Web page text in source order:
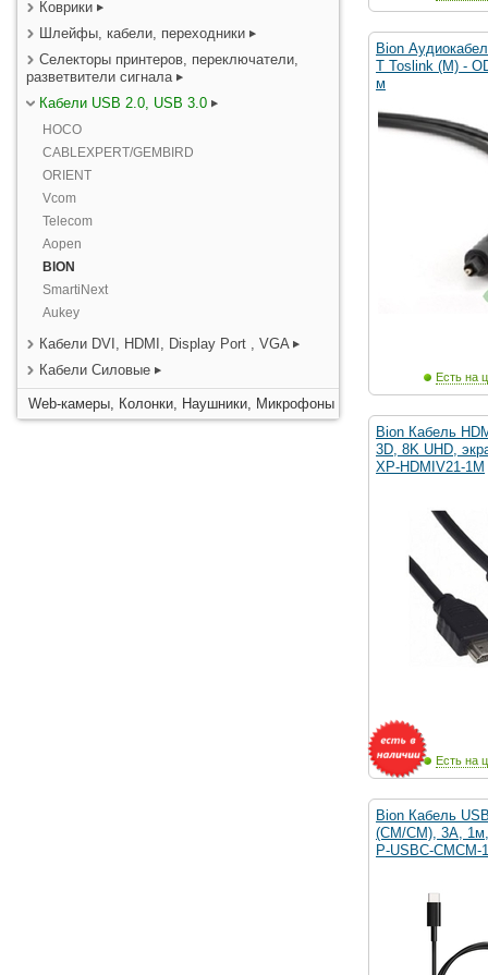
Коврики
Шлейфы, кабели, переходники
Селекторы принтеров, переключатели,
разветвители сигнала
Кабели USB 2.0, USB 3.0
HOCO
CABLEXPERT/GEMBIRD
ORIENT
Vcom
Telecom
Aopen
BION
SmartiNext
Aukey
Кабели DVI, HDMI, Display Port , VGA
Кабели Силовые
Web-камеры, Колонки, Наушники, Микрофоны
Bion
T Toslink (M) -
м
Есть на
Bion Кабель
3D, 8K UHD,
XP-HDMIV21-1M
Есть на
Bion Кабель
(CM/CM), 3A,
P-USBC-CMCM-1